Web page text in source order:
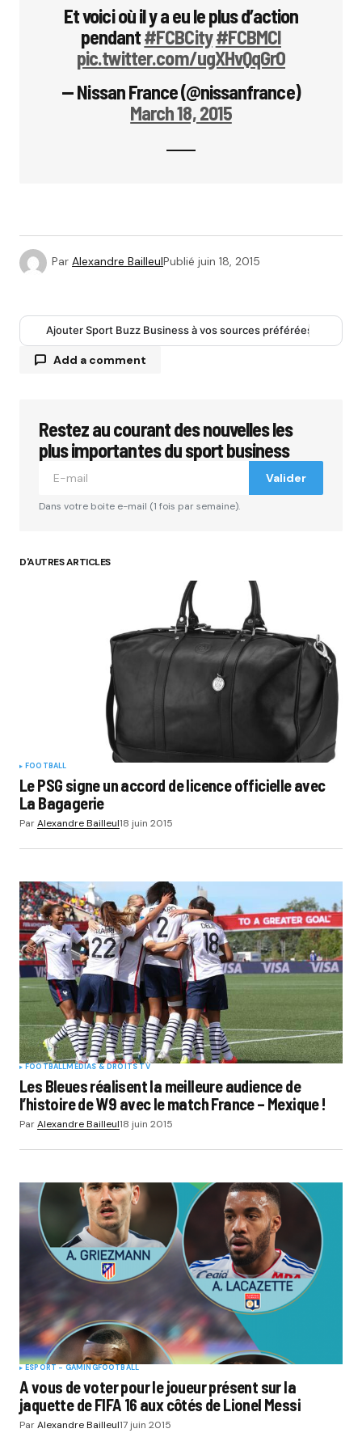
Et voici où il y a eu le plus d’action
pendant#FCBCity#FCBMCI
pic.twitter.com/ugXHvQqGrO
— Nissan France (@nissanfrance)
March 18, 2015
Par Alexandre BailleulPublié juin 18, 2015
Ajouter Sport Buzz Business à vos sources préférées
Add a comment
Votre adresse e-mail ne sera pas publiée.Les
champs obligatoires sont indiqués avec*
Your E-mail*
Submit Comment
Restez au courant des nouvelles les
plus importantes du sport business
Valider
Dans votre boite e-mail (1 fois par semaine).
D'AUTRES ARTICLES
FOOTBALL
Le PSG signe un accord de licence officielle avec
La Bagagerie
ParAlexandre Bailleul18 juin 2015
FOOTBALLMÉDIAS & DROITS TV
Les Bleues réalisent la meilleure audience de
l’histoire de W9 avec le match France – Mexique !
ParAlexandre Bailleul18 juin 2015
ESPORT - GAMINGFOOTBALL
A vous de voter pour le joueur présent sur la
jaquette de FIFA 16 aux côtés de Lionel Messi
ParAlexandre Bailleul17 juin 2015